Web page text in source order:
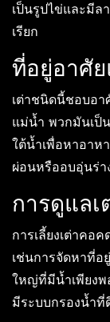
เป็นรูปไข่และมีล
เรียก
ที่อยู่อาศั
เต่าชนิดนี้ชอบอา
แม่น้ำ พวกมันเป็
ใต้น้ำเพื่อหาอาห
ผ่อนหรืออบอุ่นร่
การดูแล
การเลี้ยงเต่าคอ
เช่นการจัดหาที่อ
ใหญ่ที่มีน้ำเพียงพ
มีระบบกรองน้ำที่